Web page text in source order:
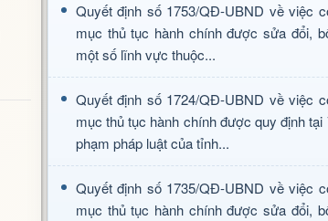
Quyết định số 1753/QĐ-UBND về việc
mục thủ tục hành chính được sửa đổi,
một số lĩnh vực thuộc...
Quyết định số 1724/QĐ-UBND về việc
mục thủ tục hành chính được quy định tại
phạm pháp luật của tỉnh...
Quyết định số 1735/QĐ-UBND về việc
mục thủ tục hành chính được sửa đổi,